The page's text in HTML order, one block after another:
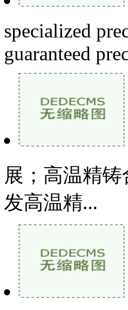
specialized
guaranteed
展；高温精
发高温精...